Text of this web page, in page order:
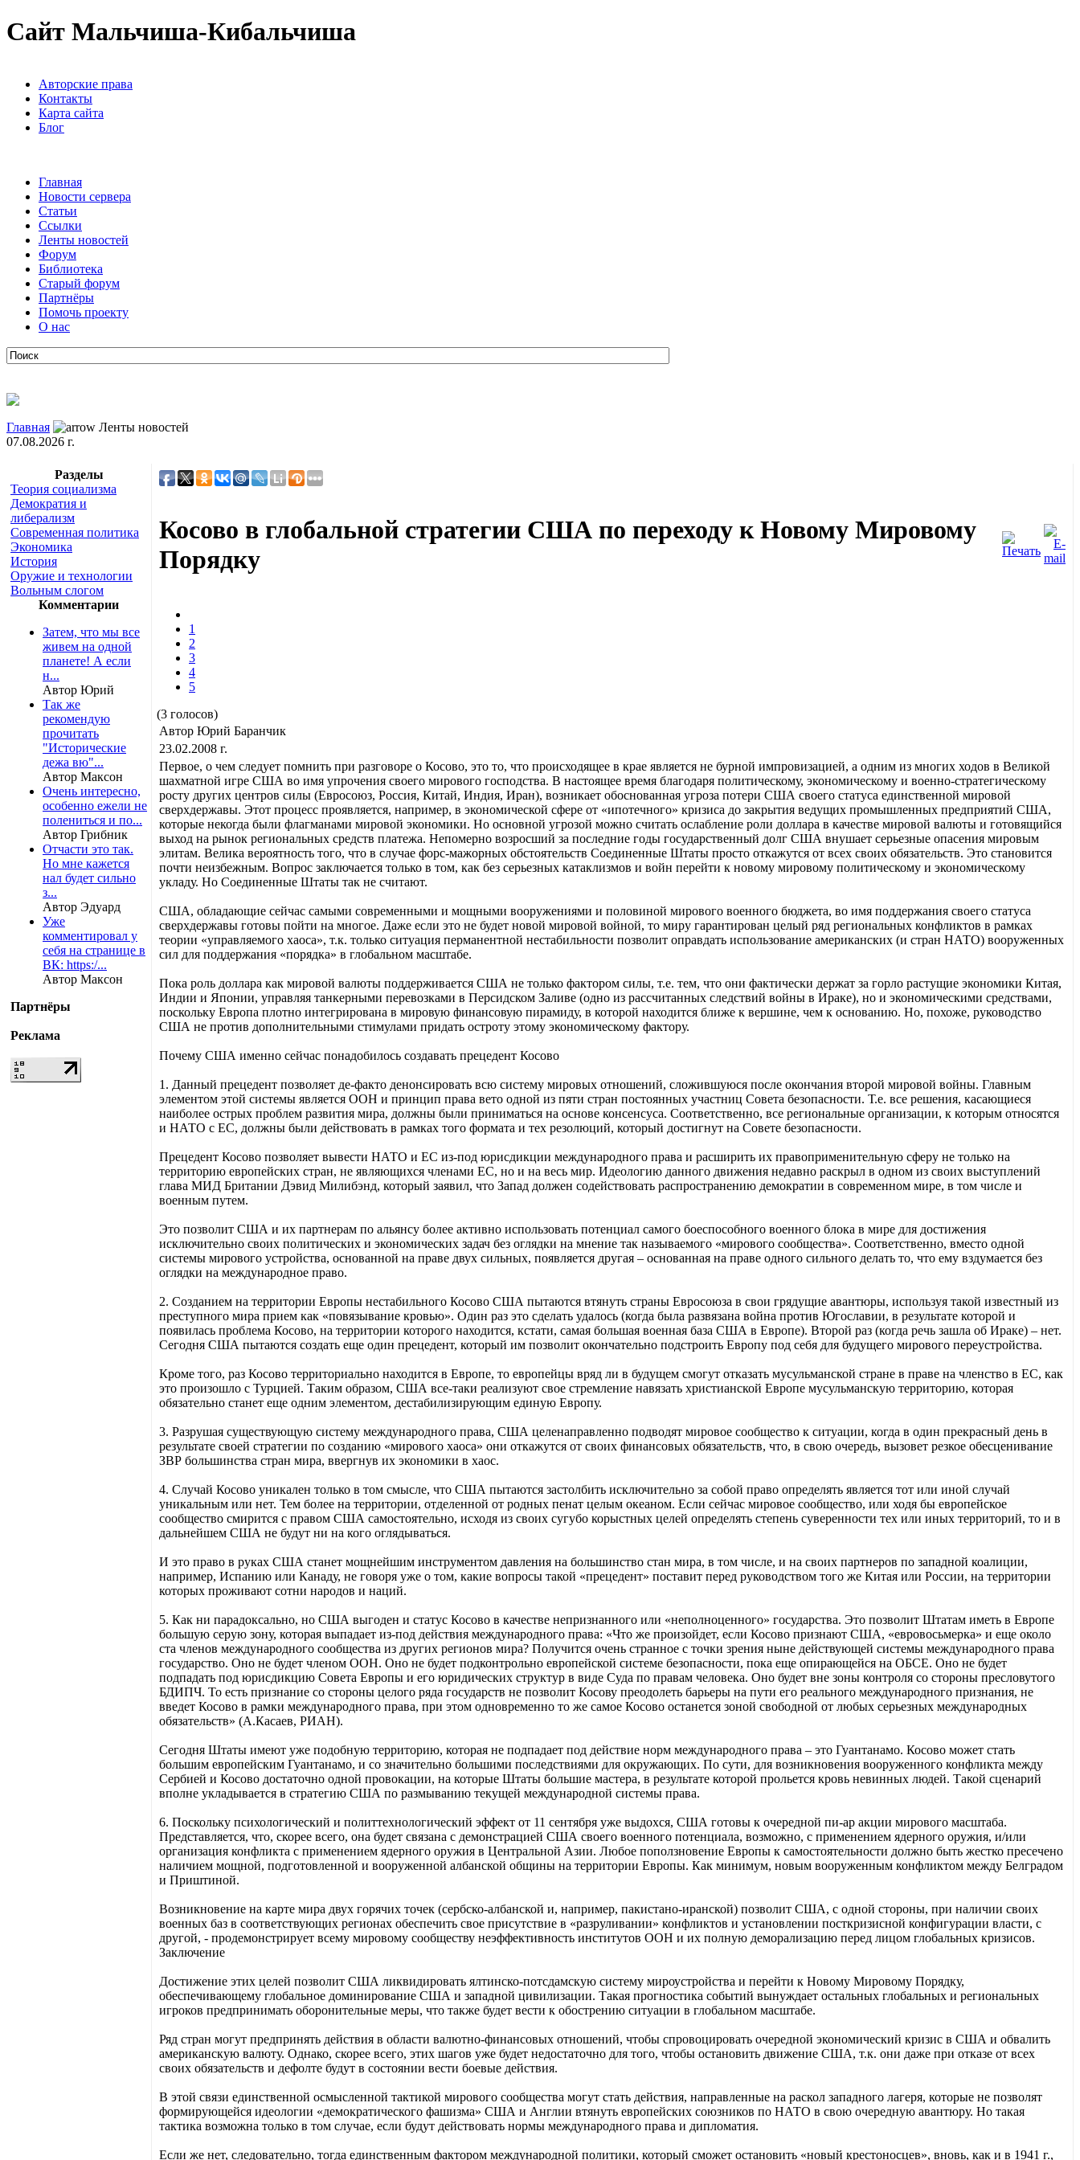
Сайт Мальчиша-Кибальчиша
Авторские права
Контакты
Карта сайта
Блог
Главная
Новости сервера
Статьи
Ссылки
Ленты новостей
Форум
Библиотека
Старый форум
Партнёры
Помочь проекту
О нас
Главная
Ленты новостей
07.08.2026 г.
Разделы
Теория социализма
Демократия и
либерализм
Современная политика
Экономика
История
Оружие и технологии
Вольным слогом
Комментарии
Затем, что мы все
живем на одной
планете! А если
н...
Автор Юрий
Так же
рекомендую
прочитать
"Исторические
дежа вю"...
Автор Максон
Очень интересно,
особенно ежели не
полениться и по...
Автор Грибник
Отчасти это так.
Но мне кажется
нал будет сильно
з...
Автор Эдуард
Уже
комментировал у
себя на странице в
ВК: https:/...
Автор Максон
Партнёры
Реклама
Косово в глобальной стратегии США по переходу к Новому Мировому
Порядку
1
2
3
4
5
(3 голосов)
Автор Юрий Баранчик
23.02.2008 г.
Первое, о чем следует помнить при разговоре о Косово, это то, что происходящее в крае является не бурной импровизацией, а одним из многих ходов в Великой
шахматной игре США во имя упрочения своего мирового господства. В настоящее время благодаря политическому, экономическому и военно-стратегическому
росту других центров силы (Евросоюз, Россия, Китай, Индия, Иран), возникает обоснованная угроза потери США своего статуса единственной мировой
сверхдержавы. Этот процесс проявляется, например, в экономической сфере от «ипотечного» кризиса до закрытия ведущих промышленных предприятий США,
которые некогда были флагманами мировой экономики. Но основной угрозой можно считать ослабление роли доллара в качестве мировой валюты и готовящийся
выход на рынок региональных средств платежа. Непомерно возросший за последние годы государственный долг США внушает серьезные опасения мировым
элитам. Велика вероятность того, что в случае форс-мажорных обстоятельств Соединенные Штаты просто откажутся от всех своих обязательств. Это становится
почти неизбежным. Вопрос заключается только в том, как без серьезных катаклизмов и войн перейти к новому мировому политическому и экономическому
укладу. Но Соединенные Штаты так не считают.
США, обладающие сейчас самыми современными и мощными вооружениями и половиной мирового военного бюджета, во имя поддержания своего статуса
сверхдержавы готовы пойти на многое. Даже если это не будет новой мировой войной, то миру гарантирован целый ряд региональных конфликтов в рамках
теории «управляемого хаоса», т.к. только ситуация перманентной нестабильности позволит оправдать использование американских (и стран НАТО) вооруженных
сил для поддержания «порядка» в глобальном масштабе.
Пока роль доллара как мировой валюты поддерживается США не только фактором силы, т.е. тем, что они фактически держат за горло растущие экономики Китая,
Индии и Японии, управляя танкерными перевозками в Персидском Заливе (одно из рассчитанных следствий войны в Ираке), но и экономическими средствами,
поскольку Европа плотно интегрирована в мировую финансовую пирамиду, в которой находится ближе к вершине, чем к основанию. Но, похоже, руководство
США не против дополнительными стимулами придать остроту этому экономическому фактору.
Почему США именно сейчас понадобилось создавать прецедент Косово
1. Данный прецедент позволяет де-факто денонсировать всю систему мировых отношений, сложившуюся после окончания второй мировой войны. Главным
элементом этой системы является ООН и принцип права вето одной из пяти стран постоянных участниц Совета безопасности. Т.е. все решения, касающиеся
наиболее острых проблем развития мира, должны были приниматься на основе консенсуса. Соответственно, все региональные организации, к которым относятся
и НАТО с ЕС, должны были действовать в рамках того формата и тех резолюций, который достигнут на Совете безопасности.
Прецедент Косово позволяет вывести НАТО и ЕС из-под юрисдикции международного права и расширить их правоприменительную сферу не только на
территорию европейских стран, не являющихся членами ЕС, но и на весь мир. Идеологию данного движения недавно раскрыл в одном из своих выступлений
глава МИД Британии Дэвид Милибэнд, который заявил, что Запад должен содействовать распространению демократии в современном мире, в том числе и
военным путем.
Это позволит США и их партнерам по альянсу более активно использовать потенциал самого боеспособного военного блока в мире для достижения
исключительно своих политических и экономических задач без оглядки на мнение так называемого «мирового сообщества». Соответственно, вместо одной
системы мирового устройства, основанной на праве двух сильных, появляется другая – основанная на праве одного сильного делать то, что ему вздумается без
оглядки на международное право.
2. Созданием на территории Европы нестабильного Косово США пытаются втянуть страны Евросоюза в свои грядущие авантюры, используя такой известный из
преступного мира прием как «повязывание кровью». Один раз это сделать удалось (когда была развязана война против Югославии, в результате которой и
появилась проблема Косово, на территории которого находится, кстати, самая большая военная база США в Европе). Второй раз (когда речь зашла об Ираке) – нет.
Сегодня США пытаются создать еще один прецедент, который им позволит окончательно подстроить Европу под себя для будущего мирового переустройства.
Кроме того, раз Косово территориально находится в Европе, то европейцы вряд ли в будущем смогут отказать мусульманской стране в праве на членство в ЕС, как
это произошло с Турцией. Таким образом, США все-таки реализуют свое стремление навязать христианской Европе мусульманскую территорию, которая
обязательно станет еще одним элементом, дестабилизирующим единую Европу.
3. Разрушая существующую систему международного права, США целенаправленно подводят мировое сообщество к ситуации, когда в один прекрасный день в
результате своей стратегии по созданию «мирового хаоса» они откажутся от своих финансовых обязательств, что, в свою очередь, вызовет резкое обесценивание
ЗВР большинства стран мира, ввергнув их экономики в хаос.
4. Случай Косово уникален только в том смысле, что США пытаются застолбить исключительно за собой право определять является тот или иной случай
уникальным или нет. Тем более на территории, отделенной от родных пенат целым океаном. Если сейчас мировое сообщество, или ходя бы европейское
сообщество смирится с правом США самостоятельно, исходя из своих сугубо корыстных целей определять степень суверенности тех или иных территорий, то и в
дальнейшем США не будут ни на кого оглядываться.
И это право в руках США станет мощнейшим инструментом давления на большинство стан мира, в том числе, и на своих партнеров по западной коалиции,
например, Испанию или Канаду, не говоря уже о том, какие вопросы такой «прецедент» поставит перед руководством того же Китая или России, на территории
которых проживают сотни народов и наций.
5. Как ни парадоксально, но США выгоден и статус Косово в качестве непризнанного или «неполноценного» государства. Это позволит Штатам иметь в Европе
большую серую зону, которая выпадает из-под действия международного права: «Что же произойдет, если Косово признают США, «евровосьмерка» и еще около
ста членов международного сообщества из других регионов мира? Получится очень странное с точки зрения ныне действующей системы международного права
государство. Оно не будет членом ООН. Оно не будет подконтрольно европейской системе безопасности, пока еще опирающейся на ОБСЕ. Оно не будет
подпадать под юрисдикцию Совета Европы и его юридических структур в виде Суда по правам человека. Оно будет вне зоны контроля со стороны пресловутого
БДИПЧ. То есть признание со стороны целого ряда государств не позволит Косову преодолеть барьеры на пути его реального международного признания, не
введет Косово в рамки международного права, при этом одновременно то же самое Косово останется зоной свободной от любых серьезных международных
обязательств» (А.Касаев, РИАН).
Сегодня Штаты имеют уже подобную территорию, которая не подпадает под действие норм международного права – это Гуантанамо. Косово может стать
большим европейским Гуантанамо, и со значительно большими последствиями для окружающих. По сути, для возникновения вооруженного конфликта между
Сербией и Косово достаточно одной провокации, на которые Штаты большие мастера, в результате которой прольется кровь невинных людей. Такой сценарий
вполне укладывается в стратегию США по размыванию текущей международной системы права.
6. Поскольку психологический и политтехнологический эффект от 11 сентября уже выдохся, США готовы к очередной пи-ар акции мирового масштаба.
Представляется, что, скорее всего, она будет связана с демонстрацией США своего военного потенциала, возможно, с применением ядерного оружия, и/или
организация конфликта с применением ядерного оружия в Центральной Азии. Любое поползновение Европы к самостоятельности должно быть жестко пресечено
наличием мощной, подготовленной и вооруженной албанской общины на территории Европы. Как минимум, новым вооруженным конфликтом между Белградом
и Приштиной.
Возникновение на карте мира двух горячих точек (сербско-албанской и, например, пакистано-иранской) позволит США, с одной стороны, при наличии своих
военных баз в соответствующих регионах обеспечить свое присутствие в «разруливании» конфликтов и установлении посткризисной конфигурации власти, с
другой, - продемонстрирует всему мировому сообществу неэффективность институтов ООН и их полную деморализацию перед лицом глобальных кризисов.
Заключение
Достижение этих целей позволит США ликвидировать ялтинско-потсдамскую систему мироустройства и перейти к Новому Мировому Порядку,
обеспечивающему глобальное доминирование США и западной цивилизации. Такая прогностика событий вынуждает остальных глобальных и региональных
игроков предпринимать оборонительные меры, что также будет вести к обострению ситуации в глобальном масштабе.
Ряд стран могут предпринять действия в области валютно-финансовых отношений, чтобы спровоцировать очередной экономический кризис в США и обвалить
американскую валюту. Однако, скорее всего, этих шагов уже будет недостаточно для того, чтобы остановить движение США, т.к. они даже при отказе от всех
своих обязательств и дефолте будут в состоянии вести боевые действия.
В этой связи единственной осмысленной тактикой мирового сообщества могут стать действия, направленные на раскол западного лагеря, которые не позволят
формирующейся идеологии «демократического фашизма» США и Англии втянуть европейских союзников по НАТО в свою очередную авантюру. Но такая
тактика возможна только в том случае, если будут действовать нормы международного права и дипломатия.
Если же нет, следовательно, тогда единственным фактором международной политики, который сможет остановить «новый крестоносцев», вновь, как и в 1941 г.,